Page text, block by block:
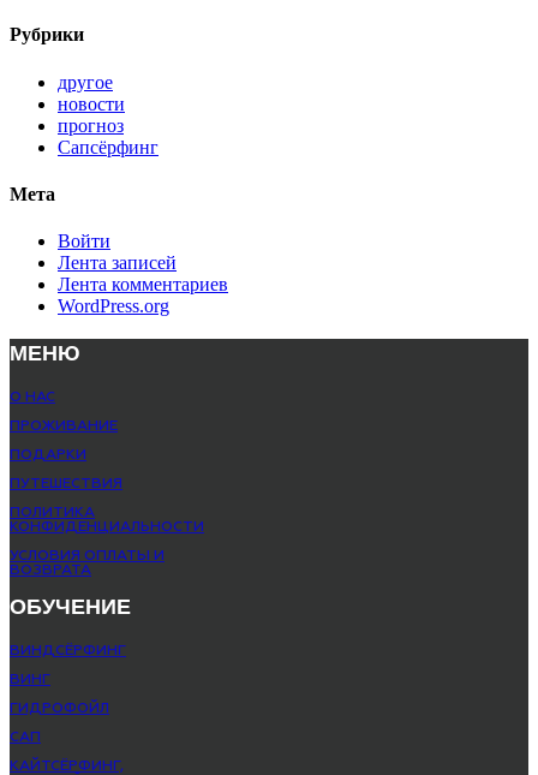
Рубрики
другое
новости
прогноз
Сапсёрфинг
Мета
Войти
Лента записей
Лента комментариев
WordPress.org
МЕНЮ
О НАС
ПРОЖИВАНИЕ
ПОДАРКИ
ПУТЕШЕСТВИЯ
ПОЛИТИКА
КОНФИДЕНЦИАЛЬНОСТИ
УСЛОВИЯ ОПЛАТЫ И
ВОЗВРАТА
ОБУЧЕНИЕ
ВИНДСЁРФИНГ
ВИНГ
ГИДРОФОЙЛ
САП
КАЙТСЁРФИНГ,